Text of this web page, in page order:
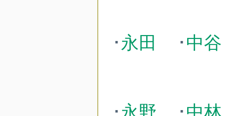
･永田 ･中谷